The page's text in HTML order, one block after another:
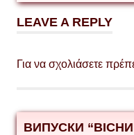
LEAVE A REPLY
Για να σχολιάσετε
ВИПУСКИ